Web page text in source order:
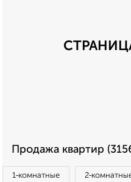
Продажа квартир
1‑комнатные